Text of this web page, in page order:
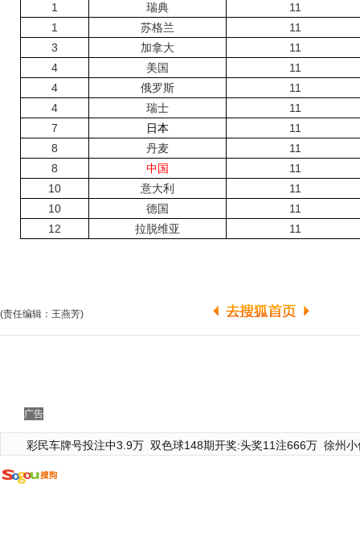
1
瑞典
11
1
苏格兰
11
3
加拿大
11
4
美国
11
4
俄罗斯
11
4
瑞士
11
7
日本
11
8
丹麦
11
8
中国
11
10
意大利
11
10
德国
11
12
拉脱维亚 11
(责任编辑：王燕芳)
广告
彩民车牌号投注中3.9万 双色球148期开奖:头奖11注666万 徐州